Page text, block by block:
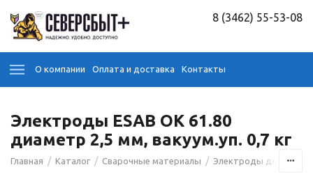
8 (3462) 55-53-08
О компании Оплата и доставка Контакты
Электроды ESAB OK 61.80
диаметр 2,5 мм, вакуум.уп. 0,7 кг
Главная / Каталог / Сварочные материалы / Электроды для сварки